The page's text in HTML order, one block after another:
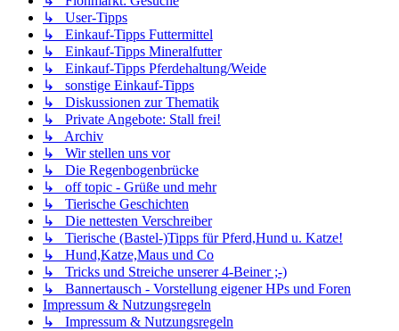
↳ User-Tipps
↳ Einkauf-Tipps Futtermittel
↳ Einkauf-Tipps Mineralfutter
↳ Einkauf-Tipps Pferdehaltung/Weide
↳ sonstige Einkauf-Tipps
↳ Diskussionen zur Thematik
↳ Private Angebote: Stall frei!
↳ Archiv
↳ Wir stellen uns vor
↳ Die Regenbogenbrücke
↳ off topic - Grüße und mehr
↳ Tierische Geschichten
↳ Die nettesten Verschreiber
↳ Tierische (Bastel-)Tipps für Pferd,Hund u. Katze!
↳ Hund,Katze,Maus und Co
↳ Tricks und Streiche unserer 4-Beiner ;-)
↳ Bannertausch - Vorstellung eigener HPs und Foren
Impressum & Nutzungsregeln
↳ Impressum & Nutzungsregeln